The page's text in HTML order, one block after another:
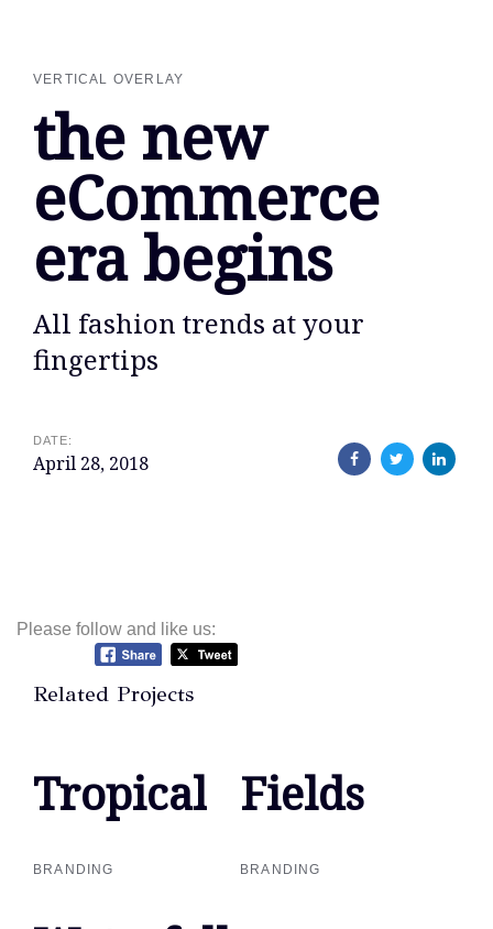
navigation
content
VERTICAL OVERLAY
the new
eCommerce
era begins
All fashion trends at your
fingertips
DATE:
April 28, 2018
Please follow and like us:
Related Projects
Tropical
Tropical
BRANDING
Fields
Fields
BRANDING